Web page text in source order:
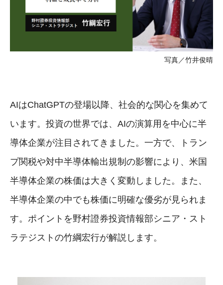
写真／竹井俊晴
AIはChatGPTの登場以降、社会的な関心を集めて
います。投資の世界では、AIの演算用を中心に半
導体企業が注目されてきました。一方で、トラン
プ関税や対中半導体輸出規制の影響により、米国
半導体企業の株価は大きく変動しました。また、
半導体企業の中でも株価に明確な優劣が見られま
す。ポイントを野村證券投資情報部シニア・スト
ラテジストの竹綱宏行が解説します。